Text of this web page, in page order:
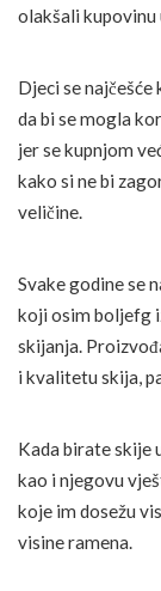
olakšali
Djeci se najčešće
da bi se mogla
jer se kupnjom
kako si ne bi
veličine.
Svake godine se
koji osim boljefg
skijanja.
i kvalitetu skija,
Kada birate skije
kao i njegovu
koje im dosežu
visine ramena.